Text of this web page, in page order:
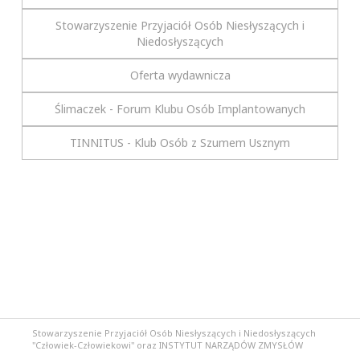
Stowarzyszenie Przyjaciół Osób Niesłyszących i
Niedosłyszących
Oferta wydawnicza
Ślimaczek - Forum Klubu Osób Implantowanych
TINNITUS - Klub Osób z Szumem Usznym
Stowarzyszenie Przyjaciół Osób Niesłyszących i Niedosłyszących
"Człowiek-Człowiekowi" oraz INSTYTUT NARZĄDÓW ZMYSŁÓW